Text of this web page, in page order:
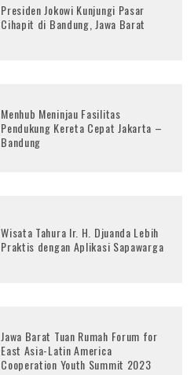
Presiden Jokowi Kunjungi Pasar
Cihapit di Bandung, Jawa Barat
Menhub Meninjau Fasilitas
Pendukung Kereta Cepat Jakarta –
Bandung
Wisata Tahura Ir. H. Djuanda Lebih
Praktis dengan Aplikasi Sapawarga
Jawa Barat Tuan Rumah Forum for
East Asia-Latin America
Cooperation Youth Summit 2023